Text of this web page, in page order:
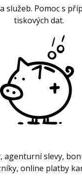
služeb. Pomoc s
tiskových dat.
agenturní slevy,
online platby